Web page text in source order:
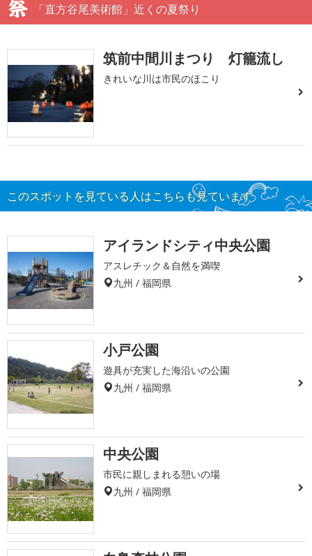
「直方谷尾美術館」近くの夏祭り
筑前中間川まつり 灯籠流し
きれいな川は市民のほこり
このスポットを見ている人はこちらも見ています
アイランドシティ中央公園
アスレチック＆自然を満喫
九州 / 福岡県
小戸公園
遊具が充実した海沿いの公園
九州 / 福岡県
中央公園
市民に親しまれる憩いの場
九州 / 福岡県